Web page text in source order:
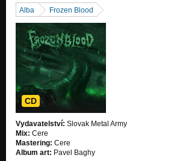
Alba Frozen Blood
CD
Vydavatelství: Slovak Metal Army
Mix: Cere
Mastering: Cere
Album art: Pavel Baghy